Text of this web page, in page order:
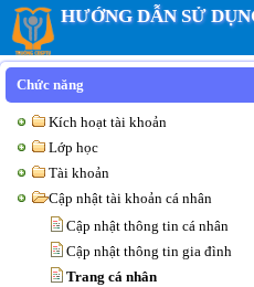
HƯỚNG DẪN SỬ
Chức năng
Kích hoạt tài khoản
Lớp học
Tài khoản
Cập nhật tài khoản cá nhân
Cập nhật thông tin cá nhân
Cập nhật thông tin gia đình
Trang cá nhân